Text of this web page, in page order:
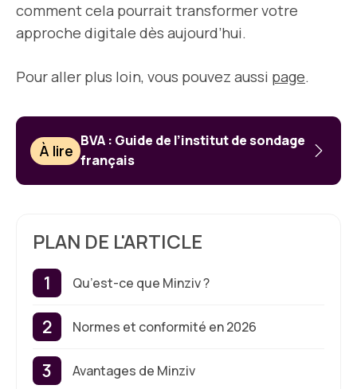
comment cela pourrait transformer votre
approche digitale dès aujourd’hui.
Pour aller plus loin, vous pouvez aussi page.
À lire
BVA : Guide de l’institut de sondage
français
PLAN DE L'ARTICLE
Qu’est-ce que Minziv ?
Normes et conformité en 2026
Avantages de Minziv